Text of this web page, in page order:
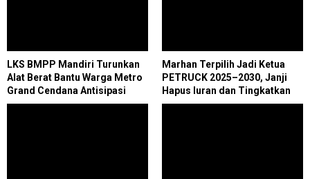
LKS BMPP Mandiri Turunkan
Alat Berat Bantu Warga Metro
Grand Cendana Antisipasi
Banjir
Marhan Terpilih Jadi Ketua
PETRUCK 2025–2030, Janji
Hapus Iuran dan Tingkatkan
Kesejahteraan Anggota